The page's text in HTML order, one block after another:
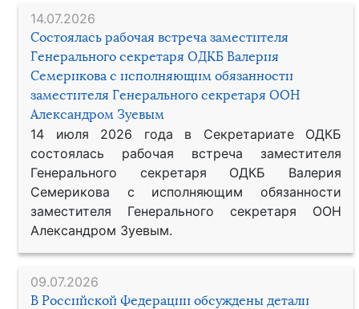
14.07.2026
Состоялась рабочая встреча заместителя
Генерального секретаря ОДКБ Валерия
Семерикова с исполняющим обязанности
заместителя Генерального секретаря ООН
Александром Зуевым
14 июля 2026 года в Секретариате ОДКБ
состоялась рабочая встреча заместителя
Генерального секретаря ОДКБ Валерия
Семерикова с исполняющим обязанности
заместителя Генерального секретаря ООН
Александром Зуевым.
09.07.2026
В Российской Федерации обсуждены детали